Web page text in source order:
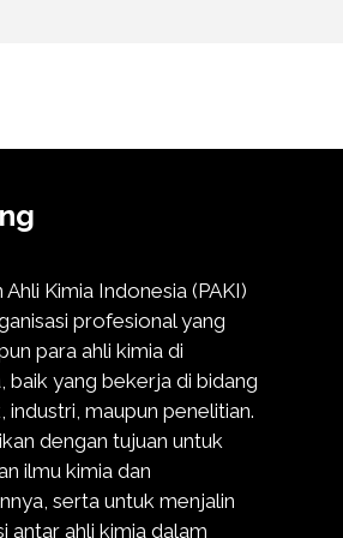
Ahli Kimia Indonesia (PAKI)
profesional yang
para ahli kimia di
baik yang bekerja di bidang
industri, maupun penelitian.
dengan tujuan untuk
ilmu kimia dan
serta untuk menjalin
antar ahli kimia dalam